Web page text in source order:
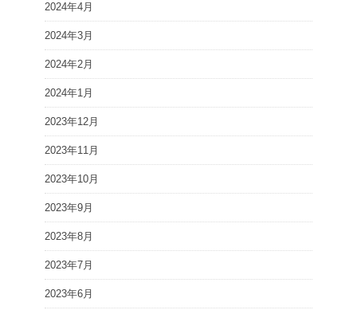
2024年4月
2024年3月
2024年2月
2024年1月
2023年12月
2023年11月
2023年10月
2023年9月
2023年8月
2023年7月
2023年6月